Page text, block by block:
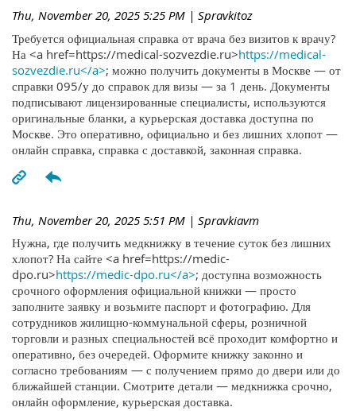
Thu, November 20, 2025 5:25 PM | Spravkitoz
Требуется официальная справка от врача без визитов к врачу?
На <a href=https://medical-sozvezdie.ru>https://medical-
sozvezdie.ru</a>; можно получить документы в Москве — от
справки 095/у до справок для визы — за 1 день. Документы
подписывают лицензированные специалисты, используются
оригинальные бланки, а курьерская доставка доступна по
Москве. Это оперативно, официально и без лишних хлопот —
онлайн справка, справка с доставкой, законная справка.
Thu, November 20, 2025 5:51 PM | Spravkiavm
Нужна, где получить медкнижку в течение суток без лишних
хлопот? На сайте <a href=https://medic-
dpo.ru>https://medic-dpo.ru</a>; доступна возможность
срочного оформления официальной книжки — просто
заполните заявку и возьмите паспорт и фотографию. Для
сотрудников жилищно-коммунальной сферы, розничной
торговли и разных специальностей всё проходит комфортно и
оперативно, без очередей. Оформите книжку законно и
согласно требованиям — с получением прямо до двери или до
ближайшей станции. Смотрите детали — медкнижка срочно,
онлайн оформление, курьерская доставка.